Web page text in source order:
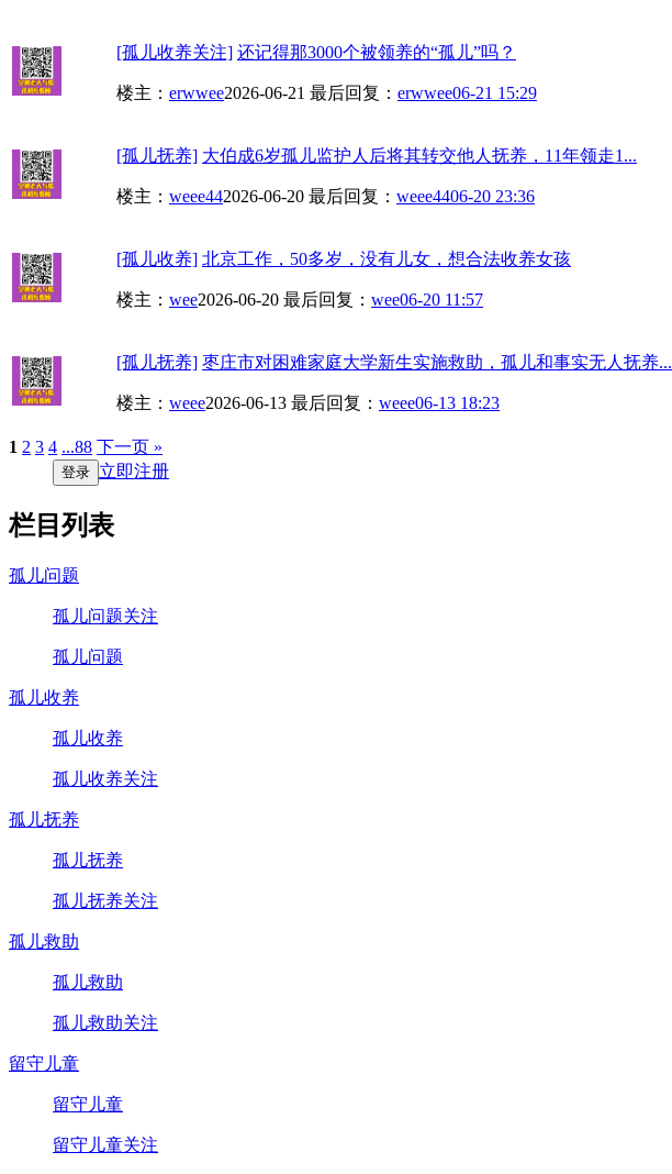
[孤儿收养关注] 还记得那3000个被领养的“孤儿”吗？
楼主： erwwee2026-06-21 最后回复： erwwee06-21 15:29
[孤儿抚养] 大伯成6岁孤儿监护人后将其转交他人抚养，11年领走1...
楼主： weee442026-06-20 最后回复： weee4406-20 23:36
[孤儿收养] 北京工作，50多岁，没有儿女，想合法收养女孩
楼主： wee2026-06-20 最后回复： wee06-20 11:57
[孤儿抚养] 枣庄市对困难家庭大学新生实施救助，孤儿和事实无人抚养...
楼主： weee2026-06-13 最后回复： weee06-13 18:23
1 2 3 4 ...88 下一页 »
登录 立即注册
栏目列表
孤儿问题
孤儿问题关注
孤儿问题
孤儿收养
孤儿收养
孤儿收养关注
孤儿抚养
孤儿抚养
孤儿抚养关注
孤儿救助
孤儿救助
孤儿救助关注
留守儿童
留守儿童
留守儿童关注